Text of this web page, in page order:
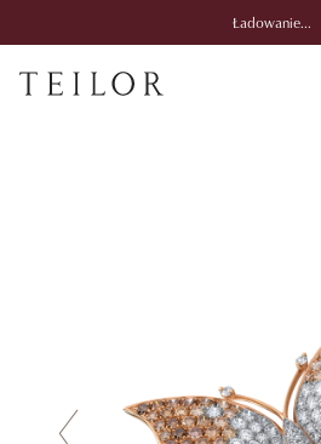
Ładowanie...